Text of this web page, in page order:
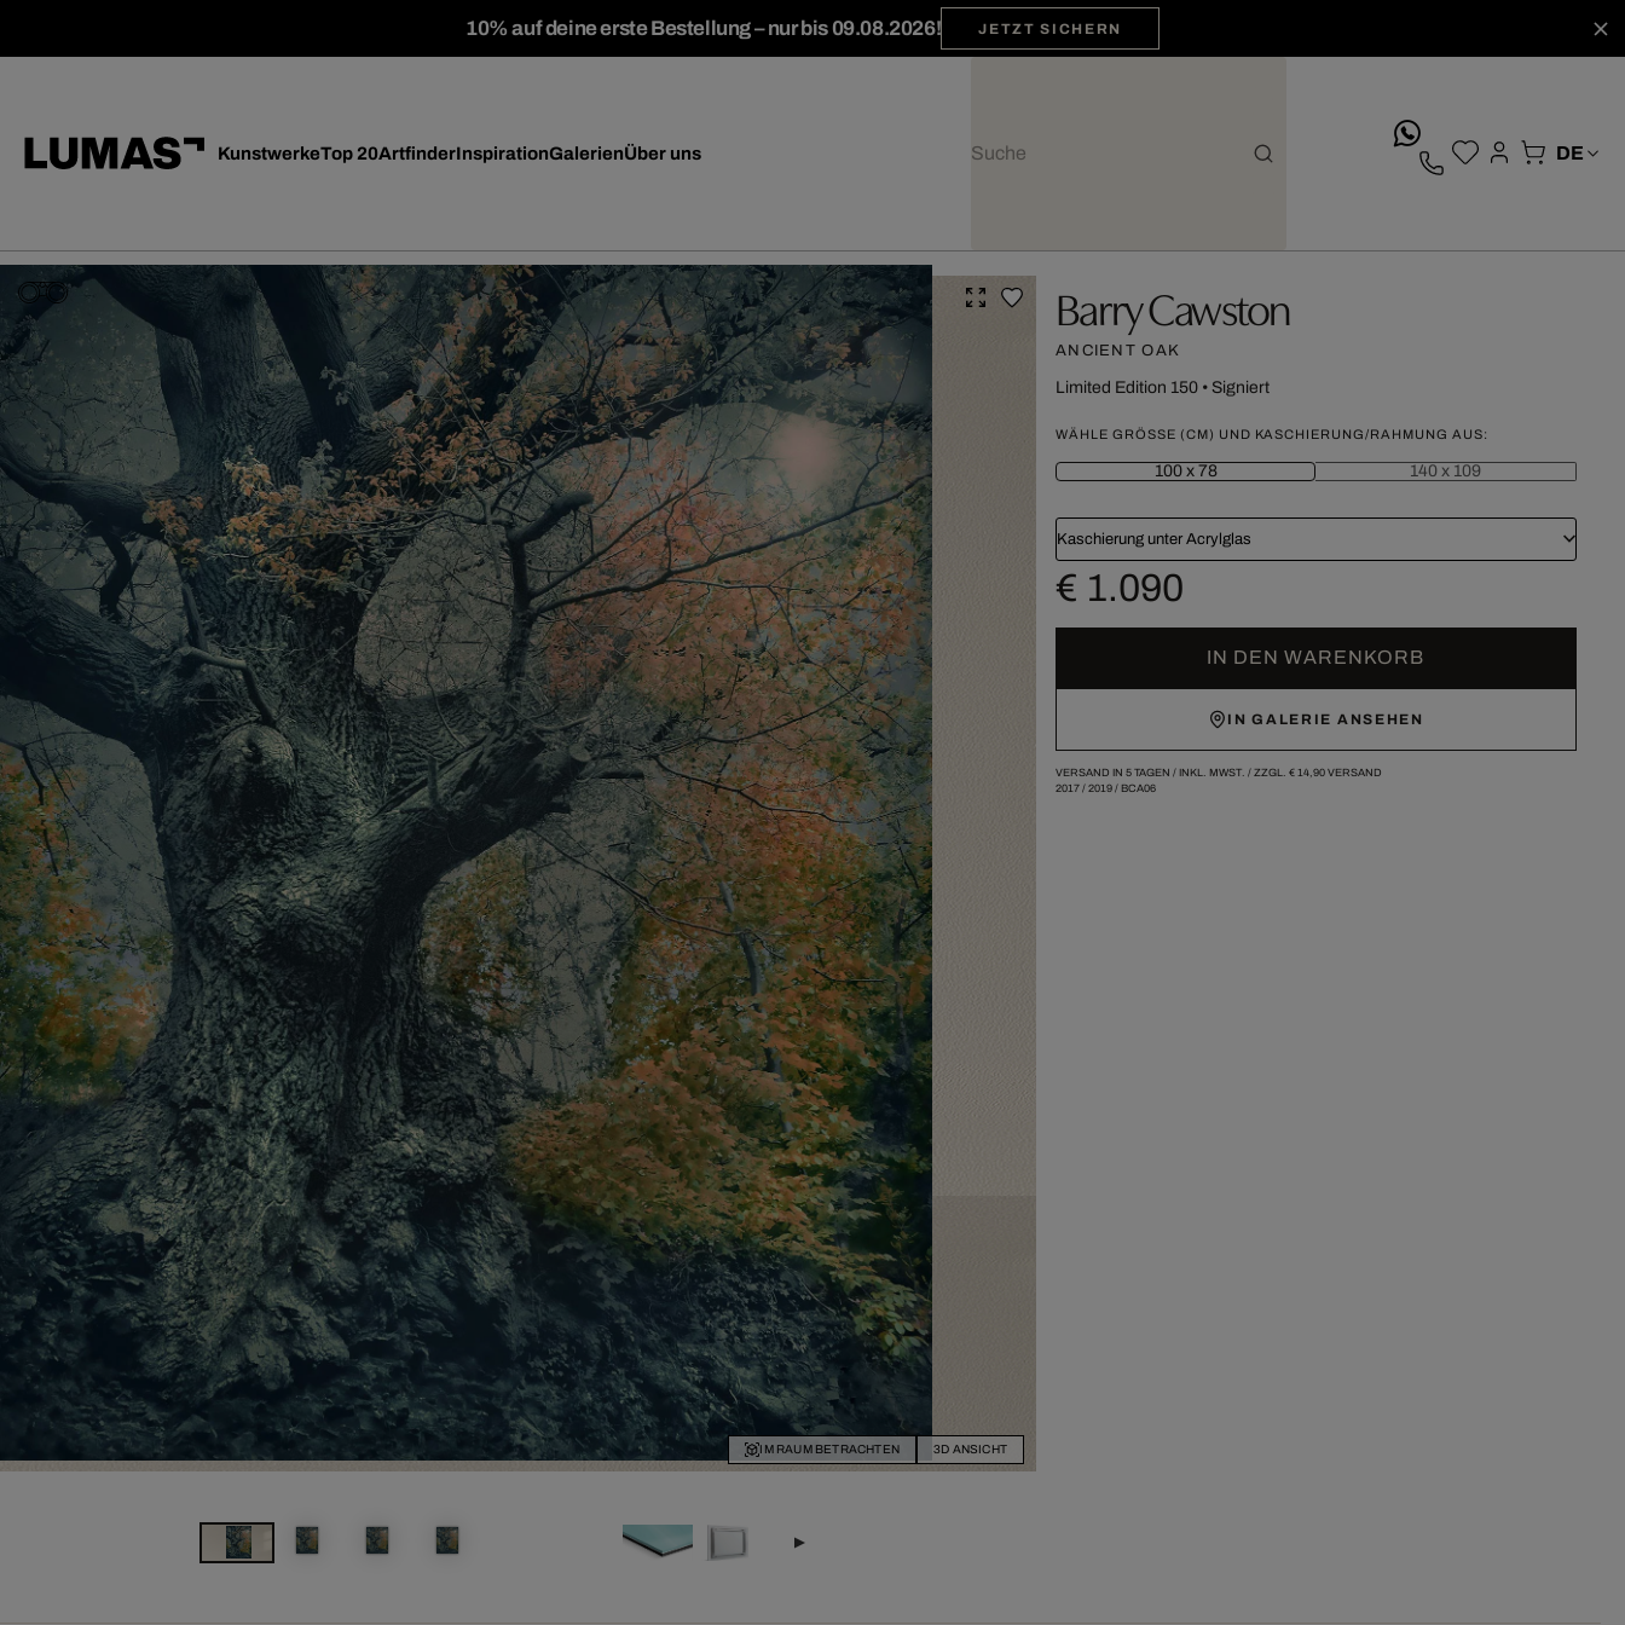
10% auf deine erste Bestellung – nur bis 09.08.2026! JETZT SICHERN
KunstwerkeTop 20ArtfinderInspirationGalerienÜber uns
IM RAUM BETRACHTEN 3D ANSICHT
Barry Cawston
ANCIENT OAK
Limited Edition 150• Signiert
WÄHLE GRÖSSE (CM) UND KASCHIERUNG/RAHMUNG AUS:
100 x 78 140 x 109
Kaschierung unter Acrylglas
€ 1.090
IN DEN WARENKORB
IN GALERIE ANSEHEN
VERSAND IN 5 TAGEN / INKL. MWST. / ZZGL. € 14,90VERSAND
2017/ 2019/ BCA06